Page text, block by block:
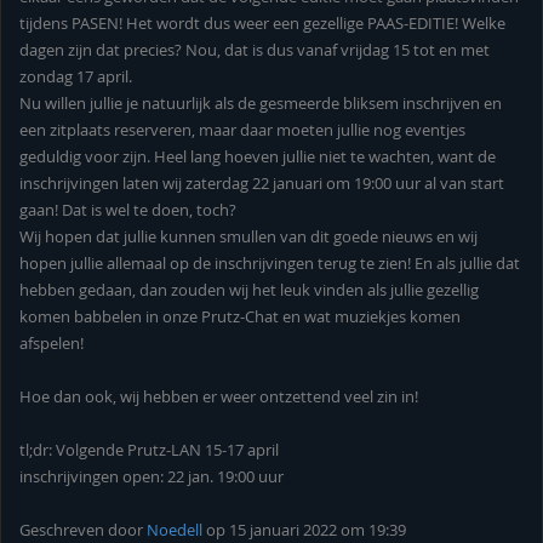
tijdens PASEN! Het wordt dus weer een gezellige PAAS-EDITIE! Welke
dagen zijn dat precies? Nou, dat is dus vanaf vrijdag 15 tot en met
zondag 17 april.
Nu willen jullie je natuurlijk als de gesmeerde bliksem inschrijven en
een zitplaats reserveren, maar daar moeten jullie nog eventjes
geduldig voor zijn. Heel lang hoeven jullie niet te wachten, want de
inschrijvingen laten wij zaterdag 22 januari om 19:00 uur al van start
gaan! Dat is wel te doen, toch?
Wij hopen dat jullie kunnen smullen van dit goede nieuws en wij
hopen jullie allemaal op de inschrijvingen terug te zien! En als jullie dat
hebben gedaan, dan zouden wij het leuk vinden als jullie gezellig
komen babbelen in onze Prutz-Chat en wat muziekjes komen
afspelen!
Hoe dan ook, wij hebben er weer ontzettend veel zin in!
tl;dr: Volgende Prutz-LAN 15-17 april
inschrijvingen open: 22 jan. 19:00 uur
Geschreven door Noedellop 15 januari 2022 om 19:39